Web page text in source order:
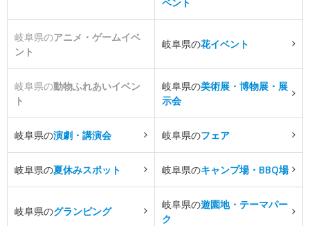
岐阜県のアニメ・ゲームイベ
ント
岐阜県の花イベント
岐阜県の動物ふれあいイベン
ト
岐阜県の美術展・博物展・展
示会
岐阜県の演劇・講演会 岐阜県のフェア
岐阜県の夏休みスポット 岐阜県のキャンプ場・BBQ場
岐阜県のグランピング
岐阜県の遊園地・テーマパー
ク